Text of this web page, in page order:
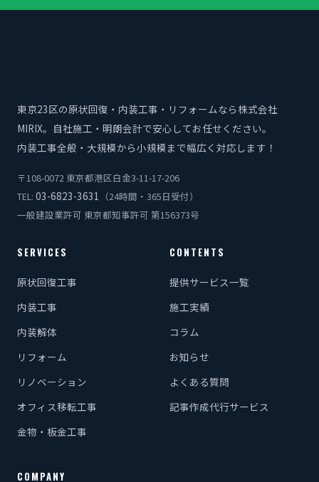
東京23区の原状回復・内装工事・リフォームなら株式会社
MIRIX。自社施工・明朗会計で安心してお任せください。
内装工事全般・大規模から小規模まで幅広く対応します！
〒108-0072 東京都港区白金3-11-17-206
TEL: 03-6823-3631 （24時間・365日受付）
一般建設業許可 東京都知事許可 第156373号
SERVICES
原状回復工事
内装工事
内装解体
リフォーム
リノベーション
オフィス移転工事
金物・板金工事
CONTENTS
提供サービス一覧
施工実績
コラム
お知らせ
よくある質問
記事作成代行サービス
COMPANY